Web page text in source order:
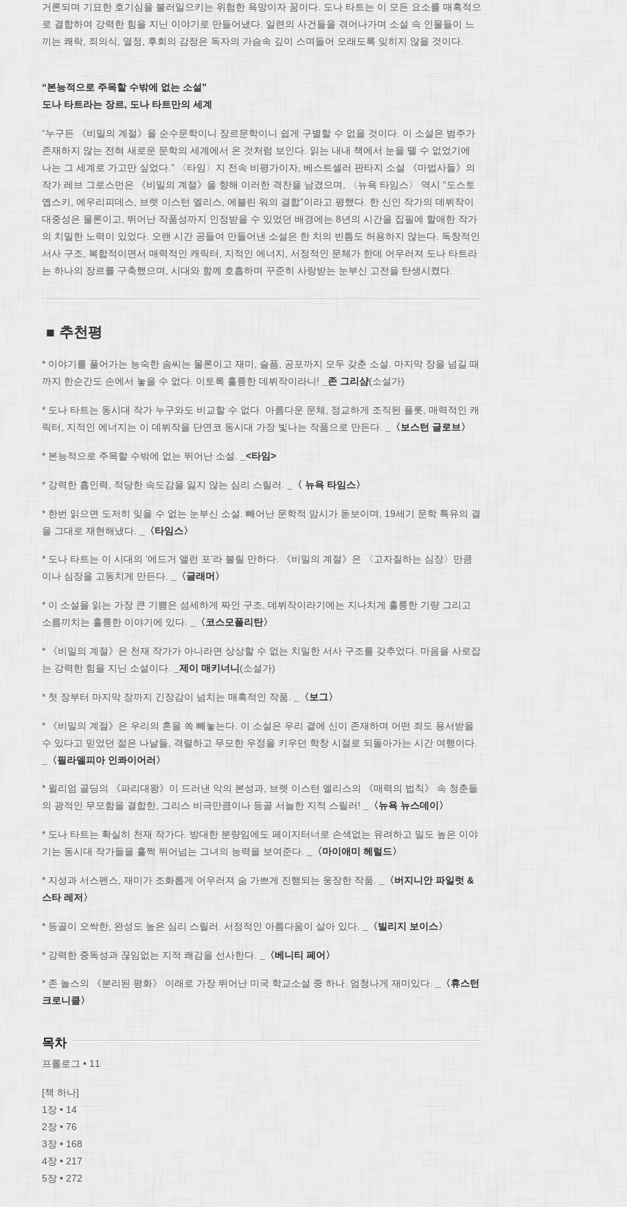
거론되며 기묘한 호기심을 불러일으키는 위험한 욕망이자 꿈이다. 도나 타트는 이 모든 요소를 매혹적으
로 결합하여 강력한 힘을 지닌 이야기로 만들어냈다. 일련의 사건들을 겪어나가며 소설 속 인물들이 느
끼는 쾌락, 죄의식, 열정, 후회의 감정은 독자의 가슴속 깊이 스며들어 오래도록 잊히지 않을 것이다.
“본능적으로 주목할 수밖에 없는 소설 ”
도나 타트라는 장르, 도나 타트만의 세계
“누구든 《비밀의 계절》을 순수문학이니 장르문학이니 쉽게 구별할 수 없을 것이다. 이 소설은 범주가
존재하지 않는 전혀 새로운 문학의 세계에서 온 것처럼 보인다. 읽는 내내 책에서 눈을 뗄 수 없었기에
나는 그 세계로 가고만 싶었다.” 〈타임〉지 전속 비평가이자, 베스트셀러 판타지 소설 《마법사들》의
작가 레브 그로스먼은 《비밀의 계절》을 향해 이러한 격찬을 남겼으며, 〈뉴욕 타임스〉 역시 “도스토
옙스키, 에우리피데스, 브렛 이스턴 엘리스, 에블린 워의 결합”이라고 평했다. 한 신인 작가의 데뷔작이
대중성은 물론이고, 뛰어난 작품성까지 인정받을 수 있었던 배경에는 8년의 시간을 집필에 할애한 작가
의 치밀한 노력이 있었다. 오랜 시간 공들여 만들어낸 소설은 한 치의 빈틈도 허용하지 않는다. 독창적인
서사 구조, 복합적이면서 매력적인 캐릭터, 지적인 에너지, 서정적인 문체가 한데 어우러져 도나 타트라
는 하나의 장르를 구축했으며, 시대와 함께 호흡하며 꾸준히 사랑받는 눈부신 고전을 탄생시켰다.
■ 추천평
* 이야기를 풀어가는 능숙한 솜씨는 물론이고 재미, 슬픔, 공포까지 모두 갖춘 소설. 마지막 장을 넘길 때
까지 한순간도 손에서 놓을 수 없다. 이토록 훌륭한 데뷔작이라니!
존 그리샴(소설가)
* 도나 타트는 동시대 작가 누구와도 비교할 수 없다. 아름다운 문체, 정교하게 조직된 플롯, 매력적인 캐
릭터, 지적인 에너지는 이 데뷔작을 단연코 동시대 가장 빛나는 작품으로 만든다.
〈보스턴 글로브〉
* 본능적으로 주목할 수밖에 없는 뛰어난 소설. _<타임>
* 강력한 흡인력, 적당한 속도감을 잃지 않는 심리 스릴러. 〈 뉴욕 타임스〉
* 한번 읽으면 도저히 잊을 수 없는 눈부신 소설. 빼어난 문학적 암시가 돋보이며, 19세기 문학 특유의 결
을 그대로 재현해냈다.
〈타임스〉
* 도나 타트는 이 시대의 ‘에드거 앨런 포’라 불릴 만하다. 《비밀의 계절》은 〈고자질하는 심장〉만큼
이나 심장을 고동치게 만든다.
〈글래머 〉
* 이 소설을 읽는 가장 큰 기쁨은 섬세하게 짜인 구조, 데뷔작이라기에는 지나치게 훌륭한 기량 그리고
소름끼치는 훌륭한 이야기에 있다.
〈코스모폴리탄〉
* 《비밀의 계절》은 천재 작가가 아니라면 상상할 수 없는 치밀한 서사 구조를 갖추었다. 마음을 사로잡
는 강력한 힘을 지닌 소설이다.
제이 매키너니 (소설가)
* 첫 장부터 마지막 장까지 긴장감이 넘치는 매혹적인 작품. 〈보그〉
* 《비밀의 계절》은 우리의 혼을 쏙 빼놓는다. 이 소설은 우리 곁에 신이 존재하며 어떤 죄도 용서받을
수 있다고 믿었던 젊은 나날들, 격렬하고 무모한 우정을 키우던 학창 시절로 되돌아가는 시간 여행이다.
〈필라델피아 인콰이어러 〉
* 윌리엄 골딩의 《파리대왕》이 드러낸 악의 본성과, 브렛 이스턴 엘리스의 《매력의 법칙》 속 청춘들
의 광적인 무모함을 결합한, 그리스 비극만큼이나 등골 서늘한 지적 스릴러!
〈뉴욕 뉴스데이 〉
* 도나 타트는 확실히 천재 작가다. 방대한 분량임에도 페이지터너로 손색없는 유려하고 밀도 높은 이야
기는 동시대 작가들을 훌쩍 뛰어넘는 그녀의 능력을 보여준다.
〈마이애미 헤럴드〉
* 지성과 서스펜스, 재미가 조화롭게 어우러져 숨 가쁘게 진행되는 웅장한 작품. 〈버지니안 파일럿 &
스타 레저 〉
* 등골이 오싹한, 완성도 높은 심리 스릴러. 서정적인 아름다움이 살아 있다. 〈빌리지 보이스〉
* 강력한 중독성과 끊임없는 지적 쾌감을 선사한다. 〈베니티 페어 〉
* 존 놀스의 《분리된 평화》 이래로 가장 뛰어난 미국 학교소설 중 하나. 엄청나게 재미있다. 〈휴스턴
크로니클〉
목차
프롤로그 • 11
[책 하나]
1장 • 14
2장 • 76
3장 • 168
4장 • 217
5장 • 272